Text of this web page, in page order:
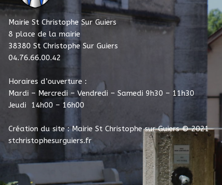
Mairie St Christophe Sur Guiers
8 place de la mairie
38380 St Christophe Sur Guiers
04.76.66.00.42
Horaires d’ouverture :
Mardi – Mercredi – Vendredi – Samedi 9h30 – 11h30
Jeudi 14h00 – 16h00
Création du site : Mairie St Christophe sur Guiers© 2021
stchristophesurguiers.fr